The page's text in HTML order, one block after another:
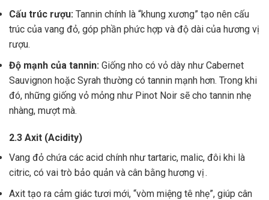
Cấu trúc rượu: Tannin chính là “khung xương” tạo nên cấu
trúc của vang đỏ, góp phần phức hợp và độ dài của hương vị
rượu.
Độ mạnh của tannin: Giống nho có vỏ dày như Cabernet
Sauvignon hoặc Syrah thường có tannin mạnh hơn. Trong khi
đó, những giống vỏ mỏng như Pinot Noir sẽ cho tannin nhẹ
nhàng, mượt mà.
2.3 Axit (Acidity)
Vang đỏ chứa các acid chính như tartaric, malic, đôi khi là
citric, có vai trò bảo quản và cân bằng hương vị .
Axit tạo ra cảm giác tươi mới, “vòm miệng tê nhẹ”, giúp cân